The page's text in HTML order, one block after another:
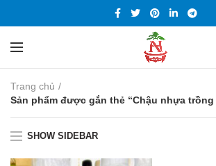
Trang chủ
Sản phẩm được gắn thẻ “Chậu nhựa trồng
SHOW SIDEBAR